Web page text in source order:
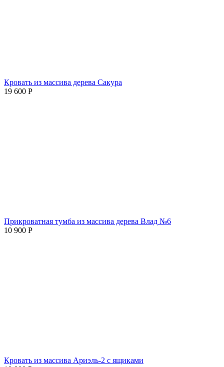
Кровать из массива дерева Сакура
19 600 Р
Прикроватная тумба из массива дерева Влад №6
10 900 Р
Кровать из массива Ариэль-2 с ящиками